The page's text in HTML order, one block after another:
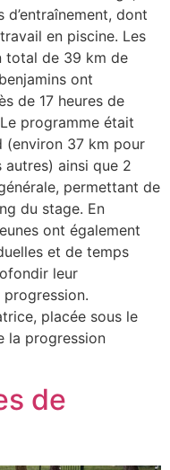
dont
en piscine. Les
total de 39 km de
ont
de 17 heures de
programme était
(environ 37 km pour
autres) ainsi que 2
permettant de
du stage. En
ont également
et de temps
leur
placée sous le
la progression
de